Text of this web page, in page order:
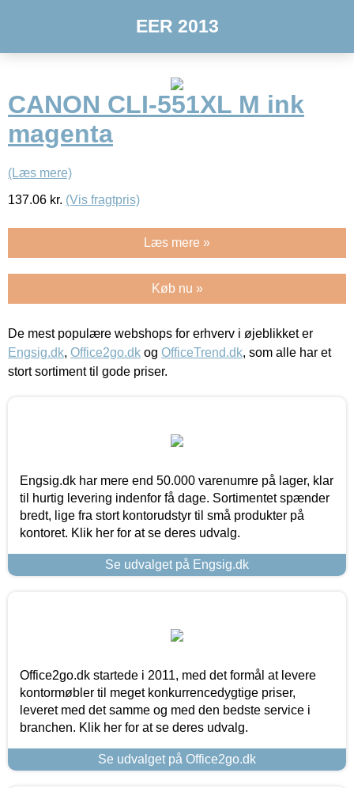
EER 2013
CANON CLI-551XL M ink
magenta
(Læs mere)
137.06 kr. (Vis fragtpris)
Læs mere »
Køb nu »
De mest populære webshops for erhverv i øjeblikket er
Engsig.dk, Office2go.dk og OfficeTrend.dk, som alle har et
stort sortiment til gode priser.
Engsig.dk har mere end 50.000 varenumre på lager, klar
til hurtig levering indenfor få dage. Sortimentet spænder
bredt, lige fra stort kontorudstyr til små produkter på
kontoret. Klik her for at se deres udvalg.
Se udvalget på Engsig.dk
Office2go.dk startede i 2011, med det formål at levere
kontormøbler til meget konkurrencedygtige priser,
leveret med det samme og med den bedste service i
branchen. Klik her for at se deres udvalg.
Se udvalget på Office2go.dk